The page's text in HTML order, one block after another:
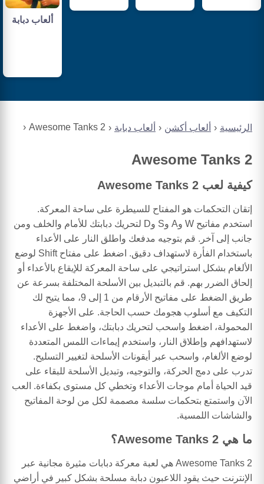
الرئيسية ألعاب أكشن ألعاب دبابة Awesome Tanks 2
Awesome Tanks 2
كيفية لعب Awesome Tanks 2
إتقان التحكمات هو المفتاح للسيطرة على ساحة المعركة.
استخدم مفاتيح W وA وS وD لتحريك دبابتك للأمام والخلف ومن
جانب إلى آخر. قم بتوجيه مدفعك واطلق النار على الأعداء
باستخدام الفأرة لاستهداف دقيق. اضغط على مفتاح Shift لوضع
الألغام بشكل استراتيجي على ساحة المعركة للإيقاع بالأعداء أو
إلحاق الضرر بهم. قم بالتبديل بين الأسلحة المختلفة بسرعة عن
طريق الضغط على مفاتيح الأرقام من 1 إلى 9، مما يتيح لك
التكيف مع أسلوب هجومك حسب الحاجة. على الأجهزة
المحمولة، اضغط واسحب لتحريك دبابتك، واضغط على الأعداء
لاستهدافهم وإطلاق النار، واستخدم إيماءات اللمس المتعددة
لوضع الألغام، واسحب عبر أيقونات الأسلحة لتغيير التسليح.
تدرب على دمج الحركة، والتوجيه، وتبديل الأسلحة للبقاء على
قيد الحياة أمام موجات الأعداء وتخطي كل مستوى بكفاءة. العب
الآن واستمتع بتحكمات سلسة مصممة لكل من لوحة المفاتيح
والشاشات اللمسية.
ما هي Awesome Tanks 2؟
Awesome Tanks 2 هي لعبة معركة دبابات مثيرة مجانية عبر
الإنترنت حيث يقود اللاعبون دبابة مسلحة بشكل كبير في أراضي
ألعاب دبابة